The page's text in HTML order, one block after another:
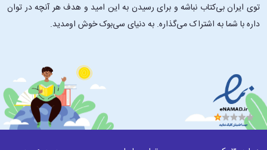
توی ایران بی‌کتاب نباشه و برای رسیدن به این امید و هدف هر آنچه در توان
داره با شما به اشتراک می‌گذاره. به دنیای سی‌بوک خوش اومدید.